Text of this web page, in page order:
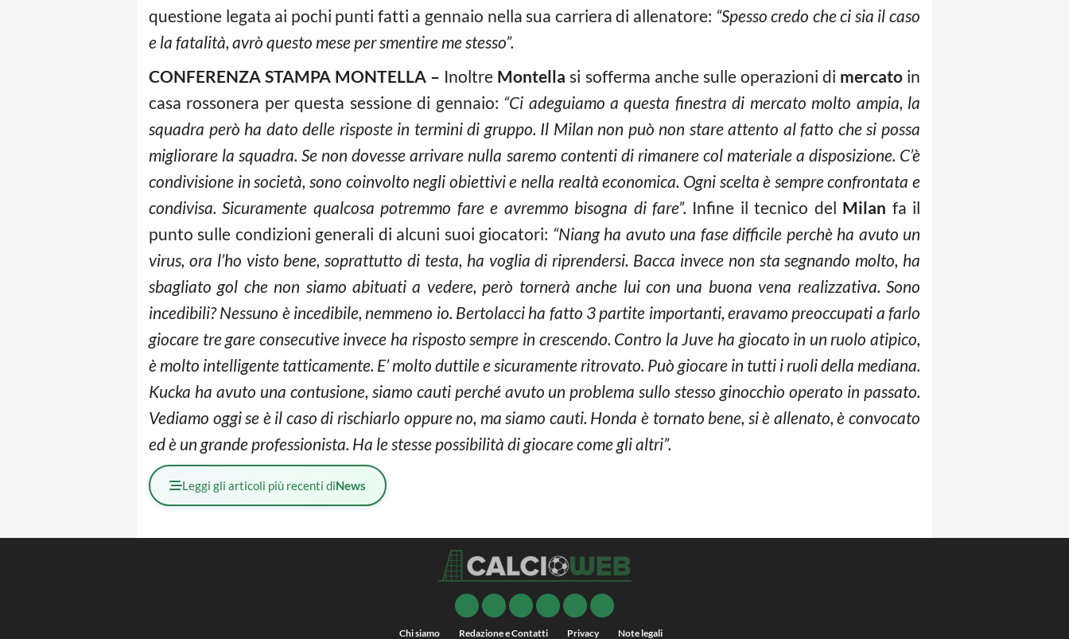
questione legata ai pochi punti fatti a gennaio nella sua carriera di allenatore: “Spesso credo che ci sia il caso
e la fatalità, avrò questo mese per smentire me stesso”.
CONFERENZA STAMPA MONTELLA – Inoltre Montella si sofferma anche sulle operazioni di mercatoin
casa rossonera per questa sessione di gennaio: “Ci adeguiamo a questa finestra di mercato molto ampia, la
squadra però ha dato delle risposte in termini di gruppo. Il Milan non può non stare attento al fatto che si possa
migliorare la squadra. Se non dovesse arrivare nulla saremo contenti di rimanere col materiale a disposizione. C’è
condivisione in società, sono coinvolto negli obiettivi e nella realtà economica. Ogni scelta è sempre confrontata e
condivisa. Sicuramente qualcosa potremmo fare e avremmo bisogna di fare”. Infine il tecnico del Milan fa il
punto sulle condizioni generali di alcuni suoi giocatori: “Niang ha avuto una fase difficile perchè ha avuto un
virus, ora l’ho visto bene, soprattutto di testa, ha voglia di riprendersi. Bacca invece non sta segnando molto, ha
sbagliato gol che non siamo abituati a vedere, però tornerà anche lui con una buona vena realizzativa. Sono
incedibili? Nessuno è incedibile, nemmeno io. Bertolacci ha fatto 3 partite importanti, eravamo preoccupati a farlo
giocare tre gare consecutive invece ha risposto sempre in crescendo. Contro la Juve ha giocato in un ruolo atipico,
è molto intelligente tatticamente. E’ molto duttile e sicuramente ritrovato. Può giocare in tutti i ruoli della mediana.
Kucka ha avuto una contusione, siamo cauti perché avuto un problema sullo stesso ginocchio operato in passato.
Vediamo oggi se è il caso di rischiarlo oppure no, ma siamo cauti. Honda è tornato bene, si è allenato, è convocato
ed è un grande professionista. Ha le stesse possibilità di giocare come gli altri”.
Leggi gli articoli più recenti diNews
Chi siamo Redazione e Contatti Privacy Note legali